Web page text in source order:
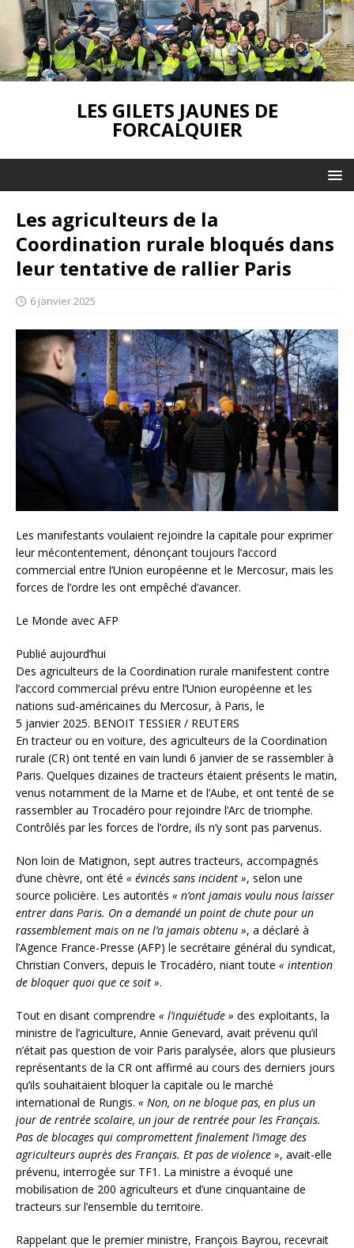
LES GILETS JAUNES DE
FORCALQUIER
Les agriculteurs de la
Coordination rurale bloqués dans
leur tentative de rallier Paris
6 janvier 2025
Les manifestants voulaient rejoindre la capitale pour exprimer
leur mécontentement, dénonçant toujours l’accord
commercial entre l’Union européenne et le Mercosur, mais les
forces de l’ordre les ont empêché d’avancer.
Le Monde avec AFP
Publié aujourd’hui
Des agriculteurs de la Coordination rurale manifestent contre
l’accord commercial prévu entre l’Union européenne et les
nations sud-américaines du Mercosur, à Paris, le
5 janvier 2025. BENOIT TESSIER / REUTERS
En tracteur ou en voiture, des agriculteurs de la Coordination
rurale (CR) ont tenté en vain lundi 6 janvier de se rassembler à
Paris. Quelques dizaines de tracteurs étaient présents le matin,
venus notamment de la Marne et de l’Aube, et ont tenté de se
rassembler au Trocadéro pour rejoindre l’Arc de triomphe.
Contrôlés par les forces de l’ordre, ils n’y sont pas parvenus.
Non loin de Matignon, sept autres tracteurs, accompagnés
d’une chèvre, ont été « évincés sans incident », selon une
source policière. Les autorités « n’ont jamais voulu nous laisser
entrer dans Paris. On a demandé un point de chute pour un
rassemblement mais on ne l’a jamais obtenu », a déclaré à
l’Agence France-Presse (AFP) le secrétaire général du syndicat,
Christian Convers, depuis le Trocadéro, niant toute « intention
de bloquer quoi que ce soit ».
Tout en disant comprendre « l’inquiétude » des exploitants, la
ministre de l’agriculture, Annie Genevard, avait prévenu qu’il
n’était pas question de voir Paris paralysée, alors que plusieurs
représentants de la CR ont affirmé au cours des derniers jours
qu’ils souhaitaient bloquer la capitale ou le marché
international de Rungis. « Non, on ne bloque pas, en plus un
jour de rentrée scolaire, un jour de rentrée pour les Français.
Pas de blocages qui compromettent finalement l’image des
agriculteurs auprès des Français. Et pas de violence », avait-elle
prévenu, interrogée sur TF1. La ministre a évoqué une
mobilisation de 200 agriculteurs et d’une cinquantaine de
tracteurs sur l’ensemble du territoire.
Rappelant que le premier ministre, François Bayrou, recevrait